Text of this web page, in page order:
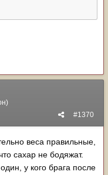
#1370
веса правильные,
сахар не бодяжат.
у кого брага после